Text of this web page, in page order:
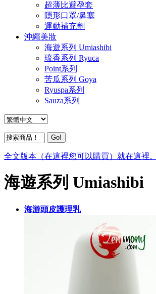
超薄比避孕套
隱形口罩/鼻塞
運動補充劑
沖繩美妝
海遊系列 Umiashibi
琉香系列 Ryuca
Point系列
苦瓜系列 Goya
Ryuspa系列
Sauza系列
全文版本（在這裡您可以購買）就在這裡。
海遊系列 Umiashibi
海游頭皮護理乳